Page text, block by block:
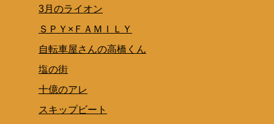
3月のライオン
ＳＰＹ×ＦＡＭＩＬＹ
自転車屋さんの高橋くん
塩の街
十億のアレ
スキップビート